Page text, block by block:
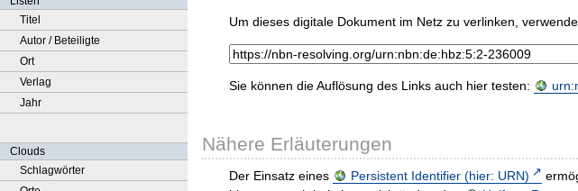
Titel
Autor / Beteiligte
Ort
Verlag
Jahr
Clouds
Schlagwörter
Um dieses digitale Dokument im Netz zu verlinken,
Sie können die Auflösung des Links auch hier testen:
Nähere Erläuterungen
Der Einsatz eines Persistent Identifier (hier: URN)